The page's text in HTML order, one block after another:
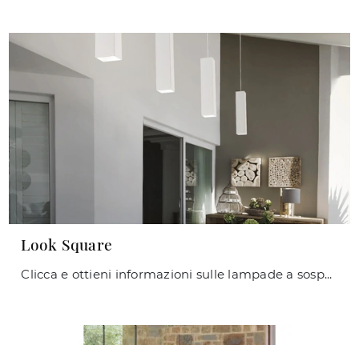
Look Square
Clicca e ottieni informazioni sulle lampade a sospensione di Ideal Lux: il modello Look Square in metallo ti sta aspettando!